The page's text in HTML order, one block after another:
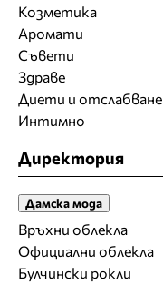
Козметика
Аромати
Съвети
Здраве
Диети и отслабване
Интимно
Директория
Дамска мода
Връхни облекла
Официални облекла
Булчински рокли